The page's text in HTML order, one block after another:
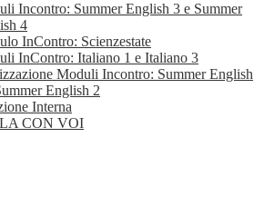
Incontro: Summer English 3 e Summer
4
InContro: Scienzestate
InContro: Italiano 1 e Italiano 3
Moduli Incontro: Summer English
English 2
Interna
CON VOI